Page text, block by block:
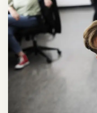
contre les maux de dos…
Un fabricant polonais
suscite une forte…